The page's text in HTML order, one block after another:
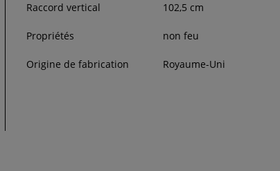
Raccord vertical 102,5 cm
Propriétés non feu
Origine de fabrication Royaume-Uni